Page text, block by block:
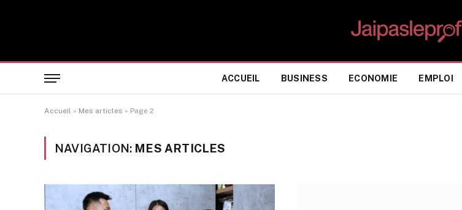
ACCUEIL BUSINESS ECONOMIE EMPLOI
Accueil » Mes articles » Page 2
NAVIGATION: MES ARTICLES